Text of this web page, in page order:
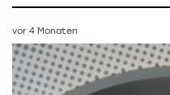
vor 4 Monaten